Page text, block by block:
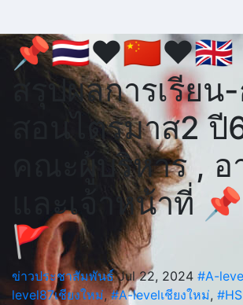
📌🇹🇭❤️🇨🇳❤️🇬🇧
สรุปผลการเรียน
สอนไตรมาส2 ปี
คณะผู้บริหาร , อ
และเจ้าหน้าที่
🚩
ข่าวประชาสัมพันธ์ Jul 22, 2024 #A-
level87เชียงใหม่,#A-levelเชียงใหม่,